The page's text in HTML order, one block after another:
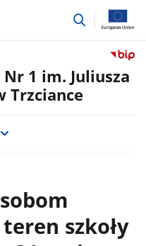
przejdź
Przejdź
do
Juliusza
1 im. Juliusza
Trzciance
szkoły